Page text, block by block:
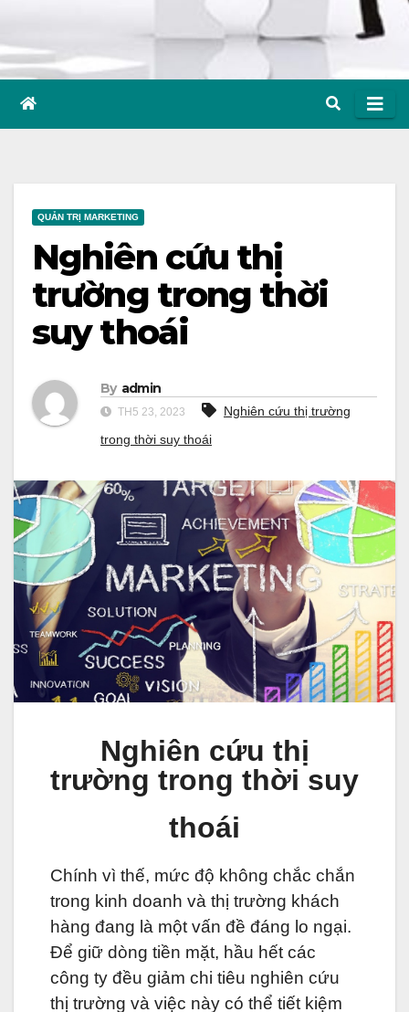
QUẢN TRỊ MARKETING
Nghiên cứu thị
trường trong thời
suy thoái
By admin
TH5 23, 2023
Nghiên cứu thị trường
trong thời suy thoái
Nghiên cứu thị
trường trong thời suy
thoái
Chính vì thế, mức độ không chắc chắn
trong kinh doanh và thị trường khách
hàng đang là một vấn đề đáng lo ngại.
Để giữ dòng tiền mặt, hầu hết các
công ty đều giảm chi tiêu nghiên cứu
thị trường và việc này có thể tiết kiệm